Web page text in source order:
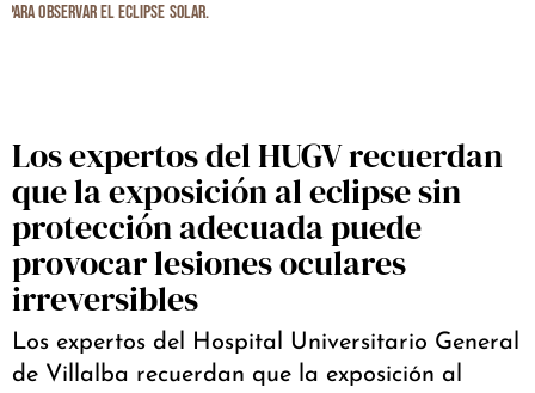
Los expertos del HUGV recuerdan
que la exposición al eclipse sin
protección adecuada puede
provocar lesiones oculares
irreversibles
Los expertos del Hospital Universitario General
de Villalba recuerdan que la exposición al